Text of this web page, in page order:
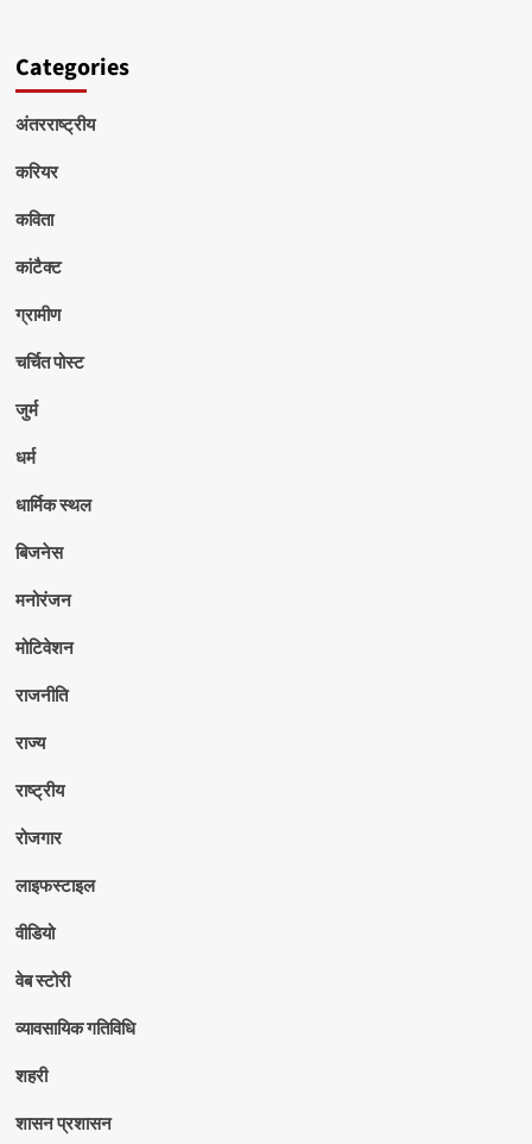
Categories
अंतरराष्ट्रीय
करियर
कविता
कांटैक्ट
ग्रामीण
चर्चित पोस्ट
जुर्म
धर्म
धार्मिक स्थल
बिजनेस
मनोरंजन
मोटिवेशन
राजनीति
राज्य
राष्ट्रीय
रोजगार
लाइफस्टाइल
वीडियो
वेब स्टोरी
व्यावसायिक गतिविधि
शहरी
शासन प्रशासन